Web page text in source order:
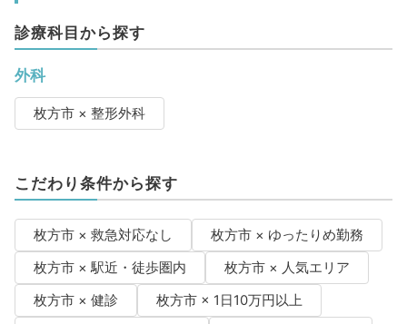
診療科目から探す
外科
枚方市 × 整形外科
こだわり条件から探す
枚方市 × 救急対応なし
枚方市 × ゆったりめ勤務
枚方市 × 駅近・徒歩圏内
枚方市 × 人気エリア
枚方市 × 健診
枚方市 × 1日10万円以上